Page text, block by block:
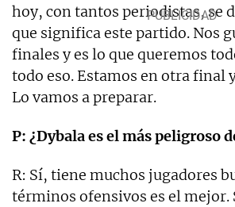
hoy, con tantos periodistas, se
que significa este partido. Nos
finales y es lo que queremos
todo eso. Estamos en otra final
Lo vamos a preparar.
P: ¿Dybala es el más peligroso
R: Sí, tiene muchos jugadores
términos ofensivos es el mejor.